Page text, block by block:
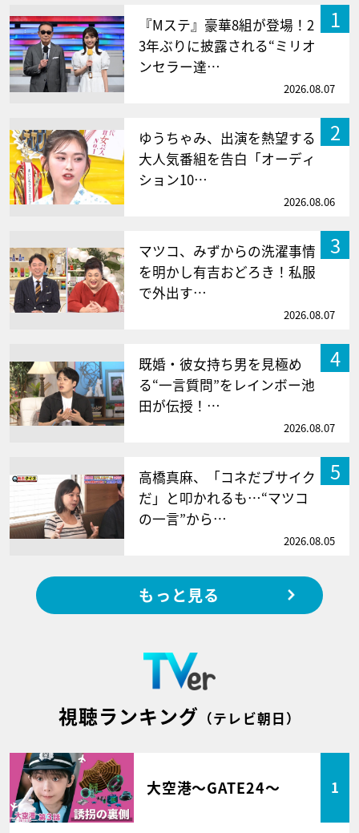
1
『Mステ』豪華8組が登場！2
3年ぶりに披露される“ミリオ
ンセラー達…
2026.08.07
2
ゆうちゃみ、出演を熱望する
大人気番組を告白「オーディ
ション10…
2026.08.06
3
マツコ、みずからの洗濯事情
を明かし有吉おどろき！私服
で外出す…
2026.08.07
4
既婚・彼女持ち男を見極め
る“一言質問”をレインボー池
田が伝授！…
2026.08.07
5
高橋真麻、「コネだブサイク
だ」と叩かれるも…“マツコ
の一言”から…
2026.08.05
もっと見る
視聴ランキング （テレビ朝日）
大空港～GATE24～ 1